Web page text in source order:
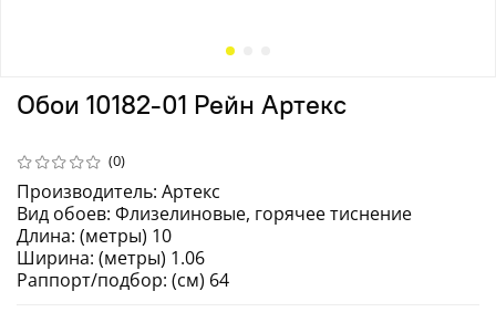
(0)
Обои 10182-01 Рейн Артекс
Производитель: Артекс
Вид обоев: Флизелиновые, горячее тиснение
Длина: (метры) 10
Ширина: (метры) 1.06
Раппорт/подбор: (см) 64